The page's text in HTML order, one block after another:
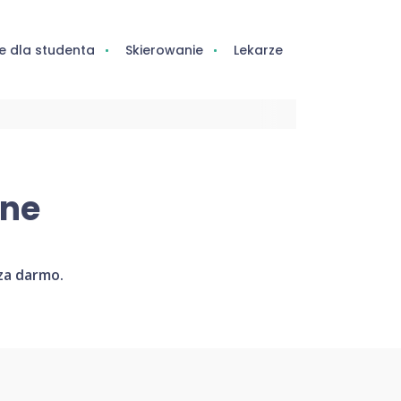
dla studenta Skierowanie Lekarze
darmo.